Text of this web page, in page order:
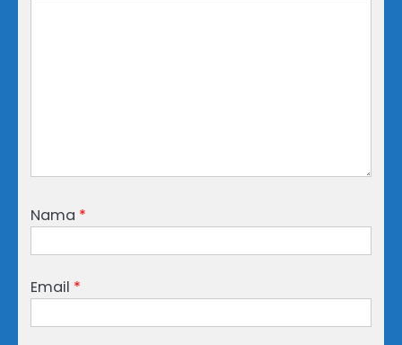
Nama *
Email *